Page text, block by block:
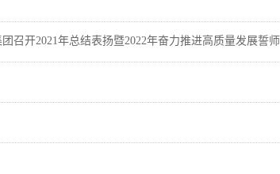
召开2021年总结表扬暨2022年奋力推进高质量发展誓师